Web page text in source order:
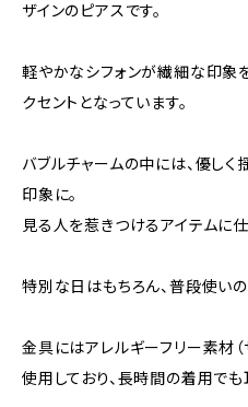
ザインのピアスです。
軽やかなシフォンが繊細な印象
クセントとなっています。
バブルチャームの中には、優しく
印象に。
見る人を惹きつけるアイテムに仕
特別な日はもちろん、普段使いの
金具にはアレルギーフリー素材
使用しており、長時間の着用でも